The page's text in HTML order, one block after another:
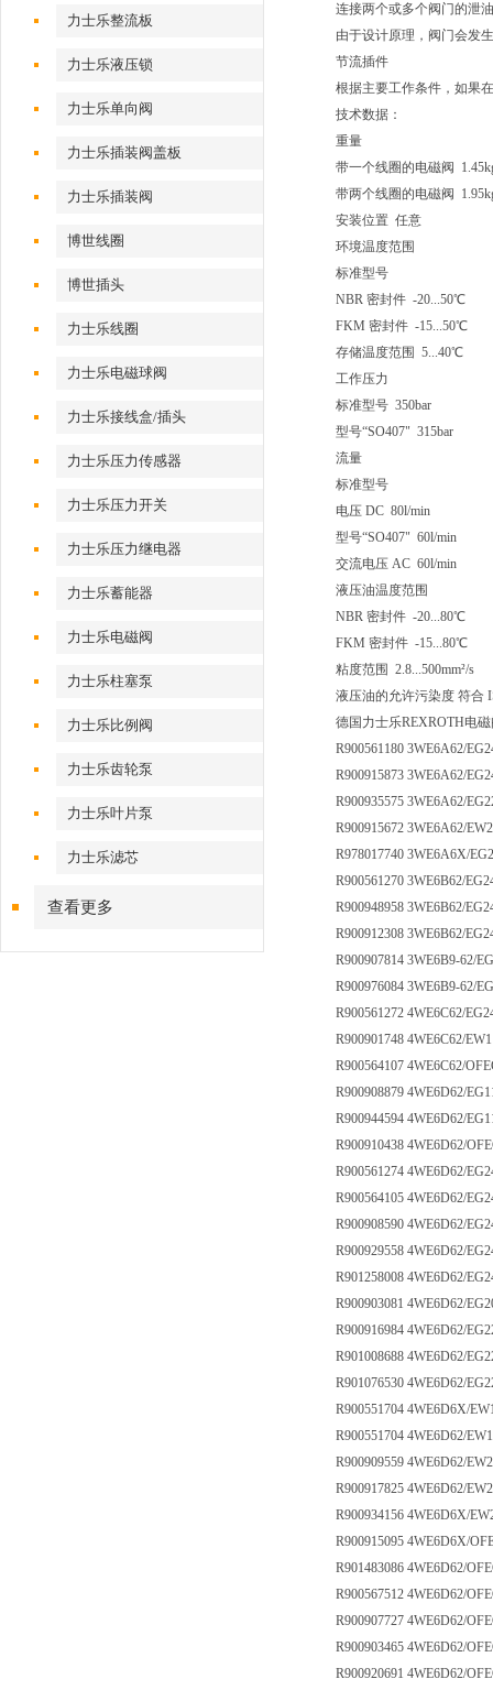
力士乐整流板
力士乐液压锁
力士乐单向阀
力士乐插装阀盖板
力士乐插装阀
博世线圈
博世插头
力士乐线圈
力士乐电磁球阀
力士乐接线盒/插头
力士乐压力传感器
力士乐压力开关
力士乐压力继电器
力士乐蓄能器
力士乐电磁阀
力士乐柱塞泵
力士乐比例阀
力士乐齿轮泵
力士乐叶片泵
力士乐滤芯
查看更多
连接两个或多个阀门的泄
由于设计原理，阀门会发
节流插件
根据主要工作条件，如果
技术数据：
重量
带一个线圈的电磁阀
带两个线圈的电磁阀
安装位置 任意
环境温度范围
标准型号
NBR 密封件 -20...50℃
FKM 密封件 -15...50℃
存储温度范围 5...40℃
工作压力
标准型号 350bar
型号“SO407" 315bar
流量
标准型号
电压 DC 80l/min
型号“SO407" 60l/min
交流电压 AC 60l/min
液压油温度范围
NBR 密封件 -20...80℃
FKM 密封件 -15...80℃
粘度范围 2.8...500mm²/s
液压油的允许污染度 符合
德国力士乐REXROTH电
R900561180 3WE6A62/
R900915873 3WE6A62/
R900935575 3WE6A62/
R900915672 3WE6A62/
R978017740 3WE6A6X/
R900561270 3WE6B62/
R900948958 3WE6B62/
R900912308 3WE6B62/
R900907814 3WE6B9-62/
R900976084 3WE6B9-62/
R900561272 4WE6C62/
R900901748 4WE6C62/
R900564107 4WE6C62/
R900908879 4WE6D62/
R900944594 4WE6D62/
R900910438 4WE6D62/
R900561274 4WE6D62/
R900564105 4WE6D62/
R900908590 4WE6D62/
R900929558 4WE6D62/
R901258008 4WE6D62/
R900903081 4WE6D62/
R900916984 4WE6D62/
R901008688 4WE6D62/
R901076530 4WE6D62/
R900551704 4WE6D6X/
R900551704 4WE6D62/
R900909559 4WE6D62/
R900917825 4WE6D62/
R900934156 4WE6D6X/
R900915095 4WE6D6X/
R901483086 4WE6D62/
R900567512 4WE6D62/
R900907727 4WE6D62/
R900903465 4WE6D62/
R900920691 4WE6D62/